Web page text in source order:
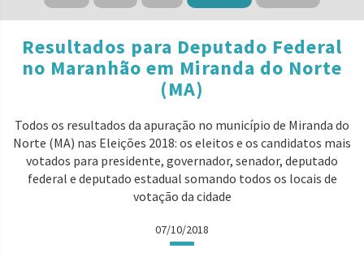
Resultados para Deputado Federal
no Maranhão em Miranda do Norte
(MA)
Todos os resultados da apuração no município de Miranda do
Norte (MA) nas Eleições 2018: os eleitos e os candidatos mais
votados para presidente, governador, senador, deputado
federal e deputado estadual somando todos os locais de
votação da cidade
07/10/2018